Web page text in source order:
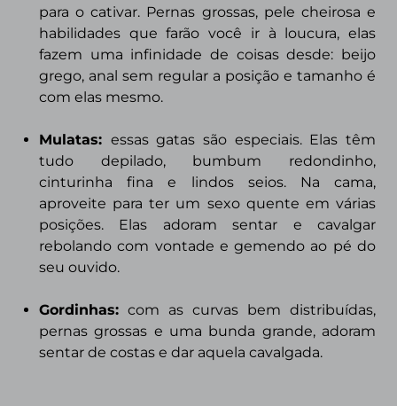
para o cativar. Pernas grossas, pele cheirosa e
habilidades que farão você ir à loucura, elas
fazem uma infinidade de coisas desde: beijo
grego, anal sem regular a posição e tamanho é
com elas mesmo.
Mulatas: essas gatas são especiais. Elas têm
tudo depilado, bumbum redondinho,
cinturinha fina e lindos seios. Na cama,
aproveite para ter um sexo quente em várias
posições. Elas adoram sentar e cavalgar
rebolando com vontade e gemendo ao pé do
seu ouvido.
Gordinhas: com as curvas bem distribuídas,
pernas grossas e uma bunda grande, adoram
sentar de costas e dar aquela cavalgada.